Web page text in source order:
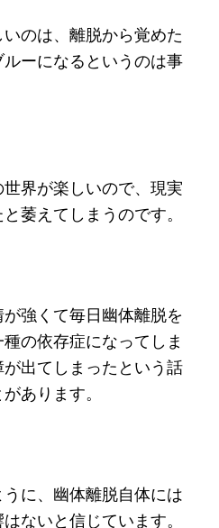
のは、離脱から覚めた
ーになるというのは事
界が楽しいので、現実
萎えてしまうのです。
強くて毎日幽体離脱を
の依存症になってしま
出てしまったという話
あります。
に、幽体離脱自体には
ないと信じています。